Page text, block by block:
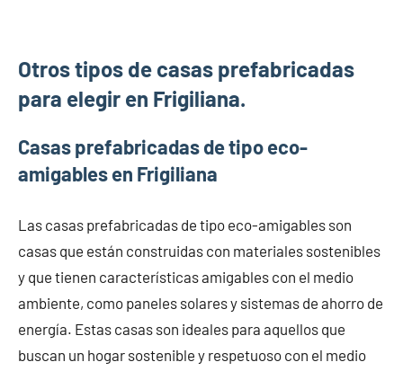
Otros tipos de casas prefabricadas
para elegir en Frigiliana.
Casas prefabricadas de tipo eco-
amigables en Frigiliana
Las casas prefabricadas de tipo eco-amigables son
casas que están construidas con materiales sostenibles
y que tienen características amigables con el medio
ambiente, como paneles solares y sistemas de ahorro de
energía. Estas casas son ideales para aquellos que
buscan un hogar sostenible y respetuoso con el medio